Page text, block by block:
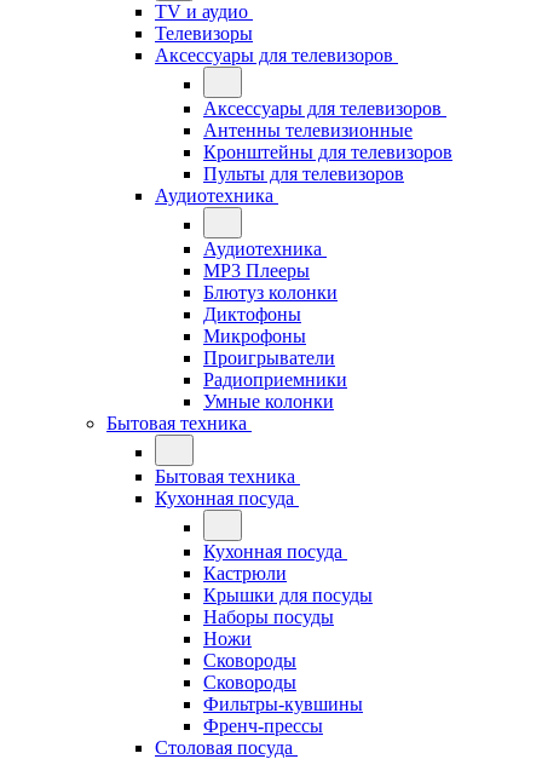
TV и аудио
Телевизоры
Аксессуары для телевизоров
Аксессуары для телевизоров
Антенны телевизионные
Кронштейны для телевизоров
Пульты для телевизоров
Аудиотехника
Аудиотехника
MP3 Плееры
Блютуз колонки
Диктофоны
Микрофоны
Проигрыватели
Радиоприемники
Умные колонки
Бытовая техника
Бытовая техника
Кухонная посуда
Кухонная посуда
Кастрюли
Крышки для посуды
Наборы посуды
Ножи
Сковороды
Сковороды
Фильтры-кувшины
Френч-прессы
Столовая посуда